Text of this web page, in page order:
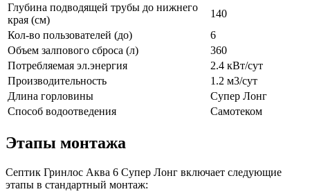
Глубина подводящей трубы до нижнего
края (см)
140
Кол-во пользователей (до)
6
Объем залпового сброса (л)
360
Потребляемая эл.энергия
2.4 кВт/сут
Производительность
1.2 м3/сут
Длина горловины
Супер Лонг
Способ водоотведения
Самотеком
Этапы монтажа
Септик Гринлос Аква 6 Супер Лонг включает следующие
этапы в стандартный монтаж: